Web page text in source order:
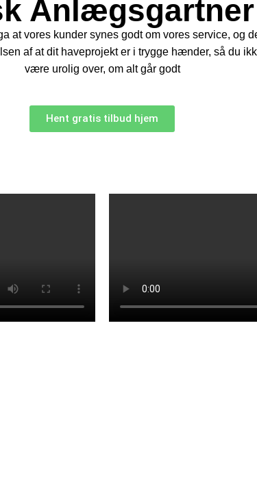
Anlægsgartner
at vores kunder synes godt om vores service, og
af at dit haveprojekt er i trygge hænder, så du
være urolig over, om alt går godt
Hent gratis tilbud hjem